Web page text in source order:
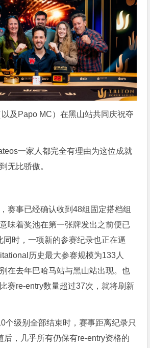
及Papo MC）在黑山站共同庆祝夺
一家人都完全有理由为这位成就
无比骄傲。
赛事已经确认收到48组固定搭档组
味着奖池在第一张牌发出之前便已
同时，一项新的参赛纪录也正在逼
历史最大参赛规模为133人
在去年巴哈马站与黑山站出现。也
赛re-entry数量超过37次，就将刷新
个级别全部结束时，赛事距离纪录只
后，几乎所有仍保有re-entry资格的